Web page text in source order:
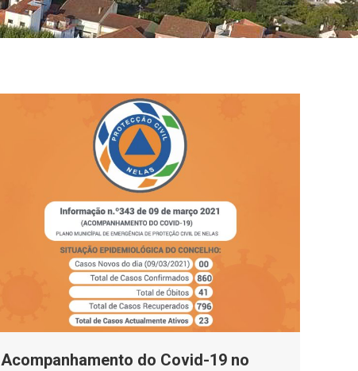
Acompanhamento do Covid-19 no